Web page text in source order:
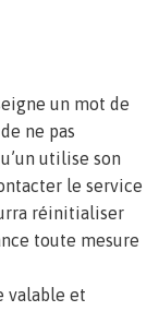
un mot de
ne pas
utilise son
le service
réinitialiser
toute mesure
valable et